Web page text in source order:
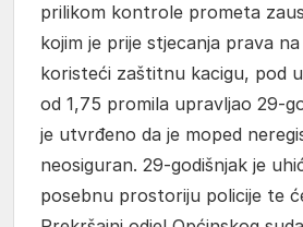
prilikom kontrole prometa
kojim je prije stjecanja prava
koristeći zaštitnu kacigu, pod
od 1,75 promila upravljao 29-
je utvrđeno da je moped
neosiguran. 29-godišnjak je
posebnu prostoriju policije te